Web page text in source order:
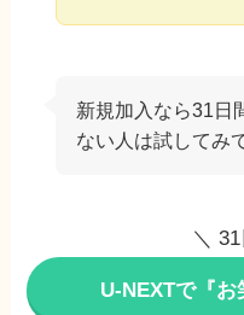
新規加入なら31日
ない人は試してみ
＼
U-NEXTで『